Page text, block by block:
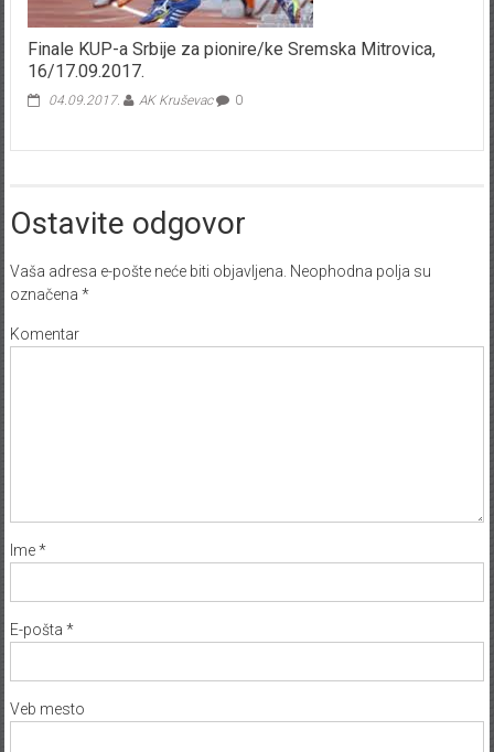
Finale KUP-a Srbije za pionire/ke Sremska Mitrovica,
16/17.09.2017.
04.09.2017. AK Kruševac 0
Ostavite odgovor
Vaša adresa e-pošte neće biti objavljena. Neophodna polja su
označena *
Komentar
Ime*
E-pošta *
Veb mesto